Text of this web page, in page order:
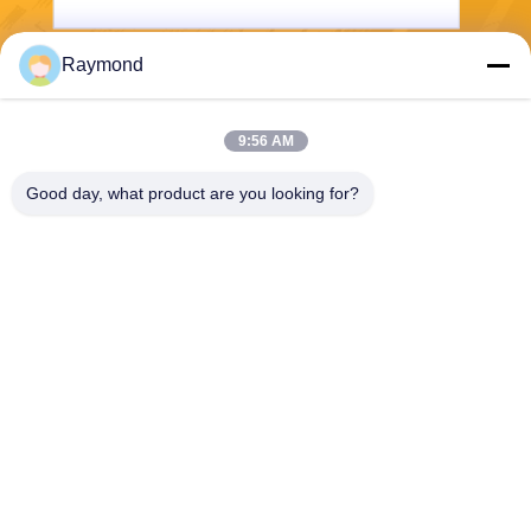
Raymond
9:56 AM
Good day, what product are you looking for?